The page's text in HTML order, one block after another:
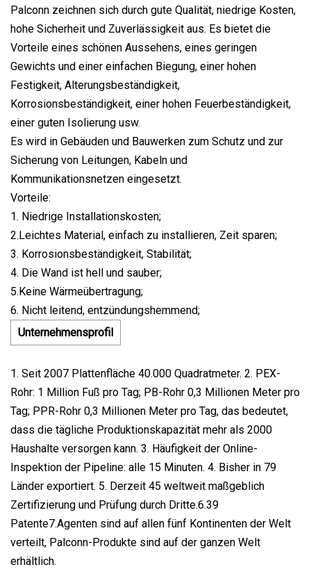
Palconn zeichnen sich durch gute Qualität, niedrige Kosten,
hohe Sicherheit und Zuverlässigkeit aus. Es bietet die
Vorteile eines schönen Aussehens, eines geringen
Gewichts und einer einfachen Biegung, einer hohen
Festigkeit, Alterungsbeständigkeit,
Korrosionsbeständigkeit, einer hohen Feuerbeständigkeit,
einer guten Isolierung usw.
Es wird in Gebäuden und Bauwerken zum Schutz und zur
Sicherung von Leitungen, Kabeln und
Kommunikationsnetzen eingesetzt.
Vorteile:
1. Niedrige Installationskosten;
2.Leichtes Material, einfach zu installieren, Zeit sparen;
3. Korrosionsbeständigkeit, Stabilität;
4. Die Wand ist hell und sauber;
5.Keine Wärmeübertragung;
6. Nicht leitend, entzündungshemmend;
Unternehmensprofil
1. Seit 2007 Plattenfläche 40.000 Quadratmeter. 2. PEX-
Rohr: 1 Million Fuß pro Tag; PB-Rohr 0,3 Millionen Meter pro
Tag; PPR-Rohr 0,3 Millionen Meter pro Tag, das bedeutet,
dass die tägliche Produktionskapazität mehr als 2000
Haushalte versorgen kann. 3. Häufigkeit der Online-
Inspektion der Pipeline: alle 15 Minuten. 4. Bisher in 79
Länder exportiert. 5. Derzeit 45 weltweit maßgeblich
Zertifizierung und Prüfung durch Dritte.6.39
Patente7.Agenten sind auf allen fünf Kontinenten der Welt
verteilt, Palconn-Produkte sind auf der ganzen Welt
erhältlich.